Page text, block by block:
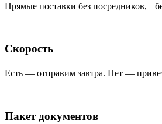
Прямые поставки без посредников,
Скорость
Есть — отправим завтра. Нет —
Пакет документов